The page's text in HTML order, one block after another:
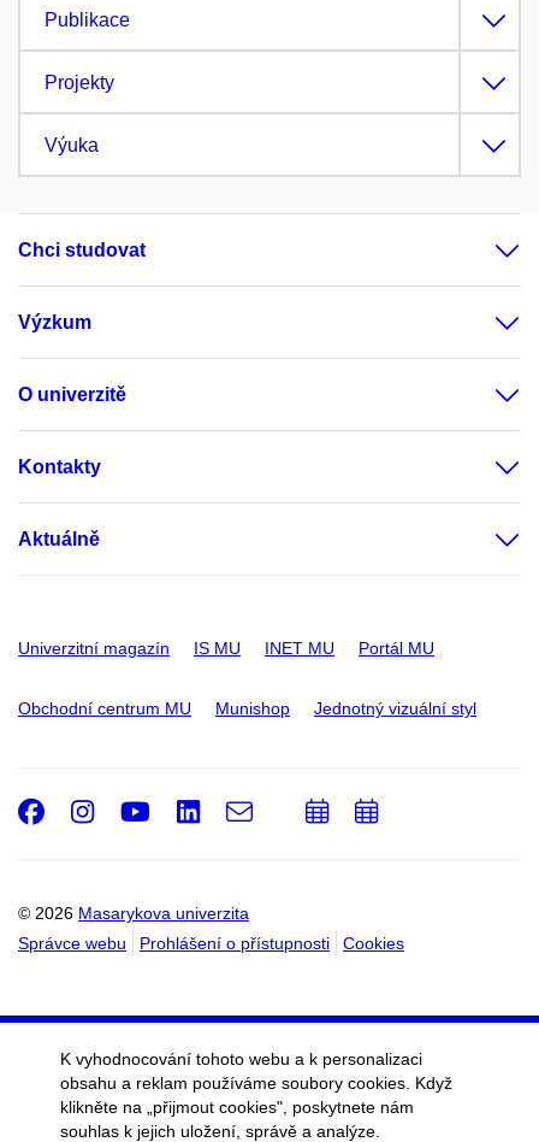
Publikace
Projekty
Výuka
Chci studovat
Výzkum
O univerzitě
Kontakty
Aktuálně
Univerzitní magazín IS MU INET MU Portál MU
Obchodní centrum MU Munishop Jednotný vizuální styl
© 2026 Masarykova univerzita
Správce webu
Prohlášení o přístupnosti Cookies
Facebook
Instagram
Youtube
LinkedIn
e-
PřidatPřidat
K vyhodnocování tohoto webu a k personalizaci
obsahu a reklam používáme soubory cookies. Když
klikněte na „přijmout cookies", poskytnete nám
souhlas k jejich uložení, správě a analýze.